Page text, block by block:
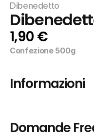
Dibenedetto
1,90 €
Confezione 500g
Informazioni
Domande